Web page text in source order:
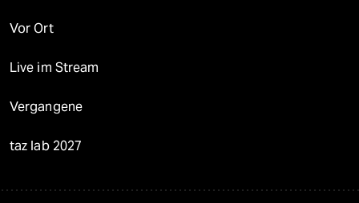
Vor Ort
Live im Stream
Vergangene
taz lab 2027